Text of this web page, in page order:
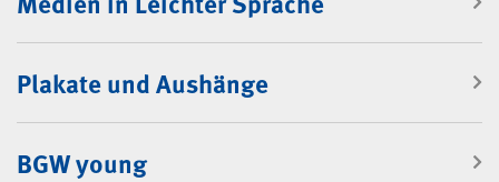
Plakate und Aushänge
BGW young